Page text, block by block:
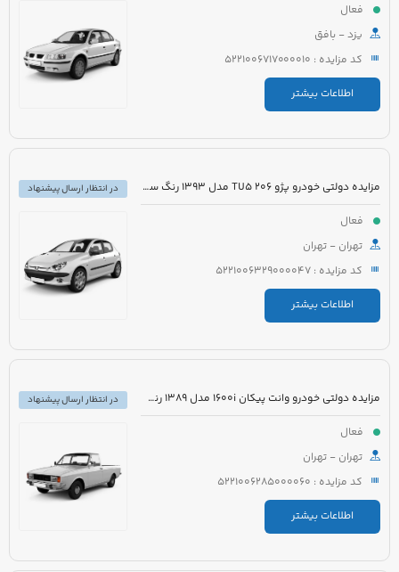
فعال
یزد - بافق
کد مزایده : 5221006717000010
اطلاعات بیشتر
مزایده دولتی خودرو پژو 206 TU5 مدل 1393 رنگ سفید
فعال
تهران - تهران
کد مزایده : 5221006329000047
اطلاعات بیشتر
در انتظار ارسال پیشنهاد
مزایده دولتی خودرو وانت پیکان 1600i مدل 1389 رنگ سفید روغنی
فعال
تهران - تهران
کد مزایده : 5221006285000060
اطلاعات بیشتر
در انتظار ارسال پیشنهاد